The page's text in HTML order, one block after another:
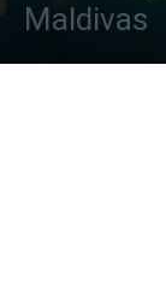
Maldivas